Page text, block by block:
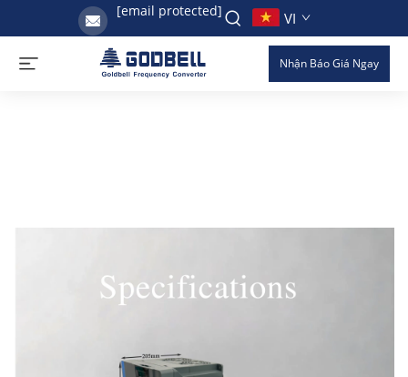
[email protected] VI
Nhận Báo Giá Ngay